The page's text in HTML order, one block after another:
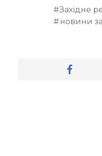
Західне
новини